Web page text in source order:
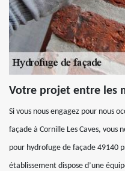
Votre projet entre les
Si vous nous engagez pour nous
façade à Cornille Les Caves, vous
pour hydrofuge de façade 49140
établissement dispose d’une